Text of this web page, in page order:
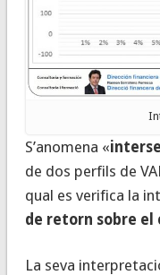
S’anomena «
de dos perfils de
qual es verifica la
de retorn sobre el
La seva